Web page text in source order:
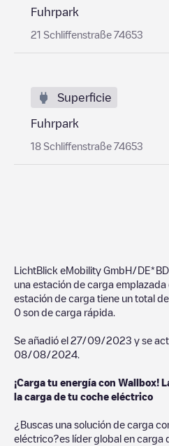
Fuhrpark
21 Schliffenstraße 74653
Superficie
Fuhrpark
18 Schliffenstraße 74653
LichtBlick eMobility GmbH/
una estación de carga emplazada
estación de carga tiene un total de
0 son de carga rápida.
Se añadió el 27/09/2023 y se
08/08/2024
¡Carga tu energía con Wallbox!
la carga de tu coche eléctrico
¿Buscas una solución de carga
eléctrico?es líder global en carga